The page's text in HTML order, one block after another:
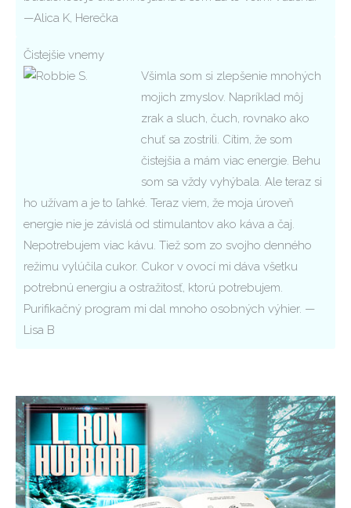
—Alica K, Herečka
Čistejšie vnemy
Všimla som si zlepšenie mnohých
mojich zmyslov. Napríklad môj
zrak a sluch, čuch, rovnako ako
chuť sa zostrili. Cítim, že som
čistejšia a mám viac energie. Behu
som sa vždy vyhýbala. Ale teraz si
ho užívam a je to ľahké. Teraz viem, že moja úroveň
energie nie je závislá od stimulantov ako káva a čaj.
Nepotrebujem viac kávu. Tiež som zo svojho denného
režimu vylúčila cukor. Cukor v ovocí mi dáva všetku
potrebnú energiu a ostražitosť, ktorú potrebujem.
Purifikačný program mi dal mnoho osobných výhier. —
Lisa B